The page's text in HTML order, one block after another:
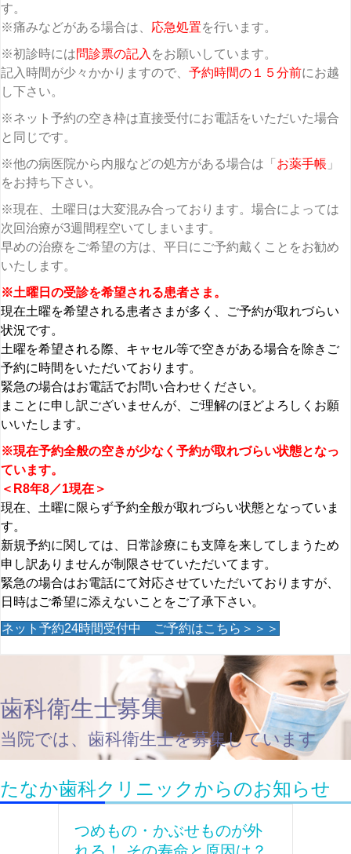
す。
※痛みなどがある場合は、 応急処置を行います。
※初診時には問診票の記入 をお願いしています。
記入時間が少々かかりますので、 予約時間の１５分前にお越
し下さい。
※ネット予約の空き枠は直接受付にお電話をいただいた場合
と同じです。
※他の病医院から内服などの処方がある場合は「 お薬手帳 」
をお持ち下さい。
※現在、土曜日は大変混み合っております。場合によっては
次回治療が3週間程空いてしまいます。
早めの治療をご希望の方は、平日にご予約戴くことをお勧め
いたします。
※土曜日の受診を希望される患者さま。
現在土曜を希望される患者さまが多く、ご予約が取れづらい
状況です。
土曜を希望される際、キャセル等で空きがある場合を除きご
予約に時間をいただいております。
緊急の場合はお電話でお問い合わせください。
まことに申し訳ございませんが、ご理解のほどよろしくお願
いいたします。
※現在予約全般の空きが少なく予約が取れづらい状態となっ
ています。
＜R8年8／1現在＞
現在、土曜に限らず予約全般が取れづらい状態となっていま
す。
新規予約に関しては、日常診療にも支障を来してしまうため
申し訳ありませんが制限させていただいてます。
緊急の場合はお電話にて対応させていただいておりますが、
日時はご希望に添えないことをご了承下さい。
ネット予約24時間受付中 ご予約はこちら＞＞＞
歯科衛生士募集
当院では、歯科衛生士を募集しています
たなか歯科クリニックからのお知らせ
つめもの・かぶせものが外